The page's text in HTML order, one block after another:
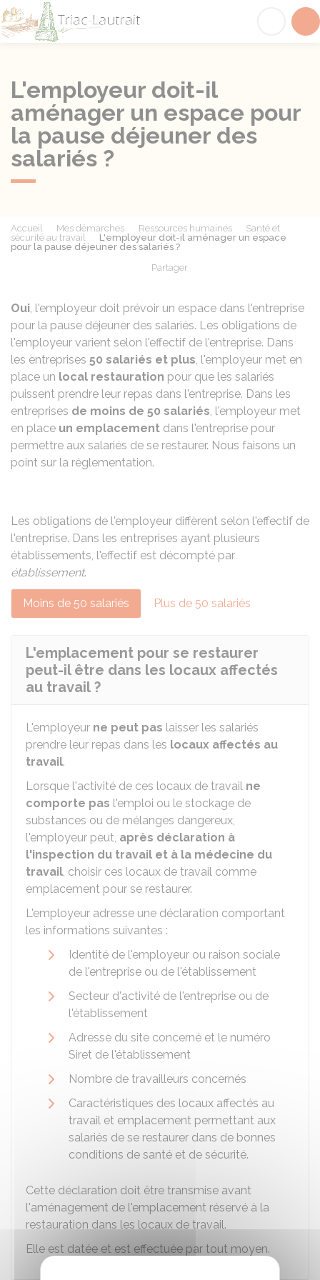
L'employeur doit-il
aménager un espace pour
la pause déjeuner des
salariés ?
Accueil Mes démarches Ressources humaines
Santé et
sécurité au travail
L'employeur doit-il aménager un espace
pour la pause déjeuner des salariés ?
Partager
Oui, l'employeur doit prévoir un espace dans l'entreprise
pour la pause déjeuner des salariés. Les obligations de
l'employeur varient selon l'effectif de l'entreprise. Dans
les entreprises 50 salariés et plus, l'employeur met en
place un local restauration pour que les salariés
puissent prendre leur repas dans l'entreprise. Dans les
entreprises de moins de 50 salariés, l'employeur met
en place un emplacement dans l'entreprise pour
permettre aux salariés de se restaurer. Nous faisons un
point sur la réglementation.
Les obligations de l'employeur diffèrent selon l'effectif de
l'entreprise. Dans les entreprises ayant plusieurs
établissements, l'effectif est décompté par
établissement.
Moins de 50 salariés Plus de 50 salariés
L'emplacement pour se restaurer
peut-il être dans les locaux affectés
au travail ?
L'employeur ne peut pas laisser les salariés
prendre leur repas dans les locaux affectés au
travail.
Lorsque l'activité de ces locaux de travail ne
comporte pas l'emploi ou le stockage de
substances ou de mélanges dangereux,
l'employeur peut, après déclaration à
l'inspection du travail et à la médecine du
travail, choisir ces locaux de travail comme
emplacement pour se restaurer.
L'employeur adresse une déclaration comportant
les informations suivantes :
Identité de l'employeur ou raison sociale
de l'entreprise ou de l'établissement
Secteur d'activité de l'entreprise ou de
l'établissement
Adresse du site concerné et le numéro
Siret de l'établissement
Nombre de travailleurs concernés
Caractéristiques des locaux affectés au
travail et emplacement permettant aux
salariés de se restaurer dans de bonnes
conditions de santé et de sécurité.
Cette déclaration doit être transmise avant
l'aménagement de l'emplacement réservé à la
restauration dans les locaux de travail.
Elle est datée et est effectuée par tout moyen.